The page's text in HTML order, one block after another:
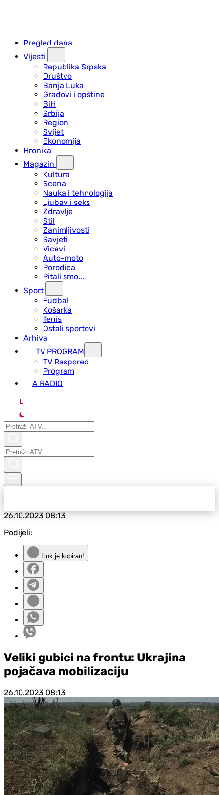
Pregled dana
Vijesti
Republika Srpska
Društvo
Banja Luka
Gradovi i opštine
BiH
Srbija
Region
Svijet
Ekonomija
Hronika
Magazin
Kultura
Scena
Nauka i tehnologija
Ljubav i seks
Zdravlje
Stil
Zanimljivosti
Savjeti
Vicevi
Auto-moto
Porodica
Pitali smo...
Sport
Fudbal
Košarka
Tenis
Ostali sportovi
Arhiva
TV PROGRAM
ТV Raspored
Program
A RADIO
L
26.10.202308:13
Podijeli:
Link je kopiran!
Veliki gubici na frontu: Ukrajina
pojačava mobilizaciju
26.10.2023 08:13